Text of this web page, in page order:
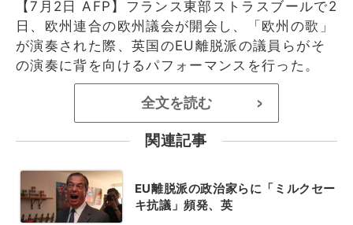
【7月2日 AFP】フランス東部ストラスブールで2
日、欧州連合の欧州議会が開会し、「欧州の歌」
が演奏された際、英国のEU離脱派の議員らがそ
の演奏に背を向けるパフォーマンスを行った。
全文を読む >
関連記事
EU離脱派の政治家らに「ミルクセー
キ抗議」頻発、英